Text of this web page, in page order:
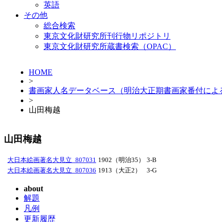
英語
その他
総合検索
東京文化財研究所刊行物リポジトリ
東京文化財研究所蔵書検索（OPAC）
HOME
>
書画家人名データベース（明治大正期書画家番付によ
>
山田梅越
山田梅越
大日本絵画著名大見立_807031 1902（明治35）
3-B
大日本絵画著名大見立_807036 1913（大正2） 3-G
about
解題
凡例
更新履歴